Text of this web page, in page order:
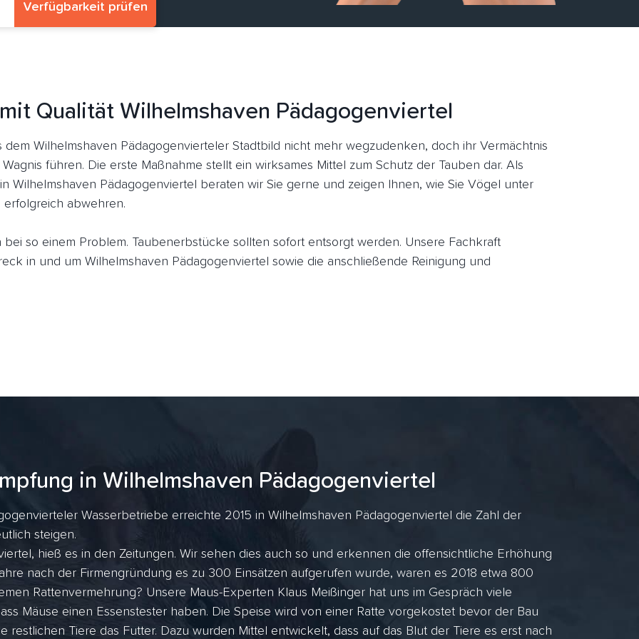
Verfügbarkeit prüfen
Qualität Wilhelmshaven Pädagogenviertel
Wilhelmshaven Pädagogenvierteler Stadtbild nicht mehr wegzudenken, doch ihr Vermächtnis
führen. Die erste Maßnahme stellt ein wirksames Mittel zum Schutz der Tauben dar. Als
Wilhelmshaven Pädagogenviertel beraten wir Sie gerne und zeigen Ihnen, wie Sie Vögel unter
abwehren.
bei so einem Problem. Taubenerbstücke sollten sofort entsorgt werden. Unsere Fachkraft
in und um Wilhelmshaven Pädagogenviertel sowie die anschließende Reinigung und
in Wilhelmshaven Pädagogenviertel
Wasserbetriebe erreichte 2015 in Wilhelmshaven Pädagogenviertel die Zahl der
steigen.
hieß es in den Zeitungen. Wir sehen dies auch so und erkennen die offensichtliche Erhöhung
nach der Firmengründung es zu 300 Einsätzen aufgerufen wurde, waren es 2018 etwa 800
Rattenvermehrung? Unsere Maus-Experten Klaus Meißinger hat uns im Gespräch viele
Mäuse einen Essenstester haben. Die Speise wird von einer Ratte vorgekostet bevor der Bau
restlichen Tiere das Futter. Dazu wurden Mittel entwickelt, dass auf das Blut der Tiere es erst nach